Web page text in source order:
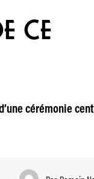
CE
cérémonie